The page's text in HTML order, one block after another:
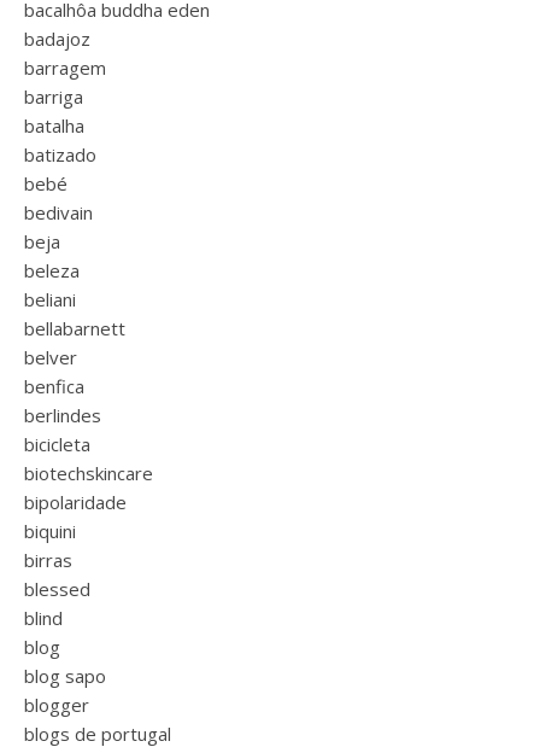
bacalhôa buddha eden
badajoz
barragem
barriga
batalha
batizado
bebé
bedivain
beja
beleza
beliani
bellabarnett
belver
benfica
berlindes
bicicleta
biotechskincare
bipolaridade
biquini
birras
blessed
blind
blog
blog sapo
blogger
blogs de portugal